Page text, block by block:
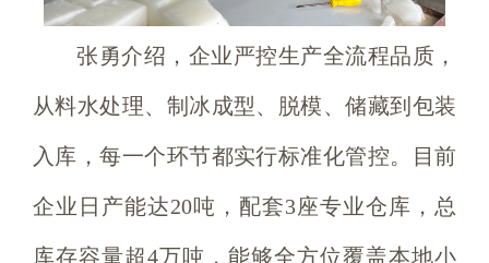
张勇介绍，企业严控生产全流程品质，
从料水处理、制冰成型、脱模、储藏到包装
入库，每一个环节都实行标准化管控。目前
企业日产能达20吨，配套3座专业仓库，总
库存容量超4万吨，能够全方位覆盖本地小